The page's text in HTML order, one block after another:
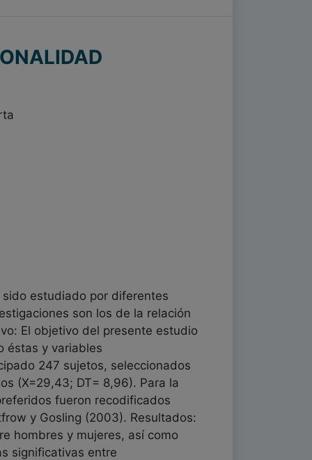
sido estudiado por diferentes
son los de la relación
El objetivo del presente estudio
éstas y variables
247 sujetos, seleccionados
(X=29,43; DT= 8,96). Para la
fueron recodificados
y Gosling (2003). Resultados:
hombres y mujeres, así como
significativas entre